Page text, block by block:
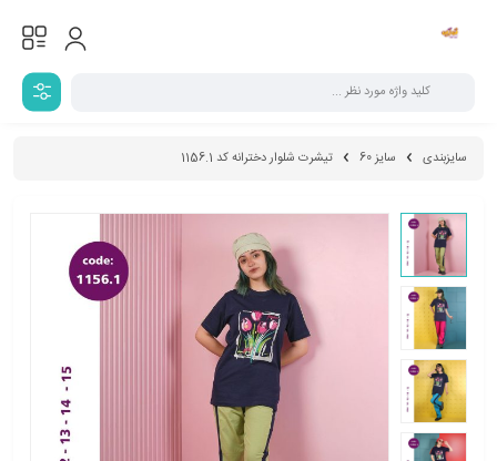
سایزبندی سایز 60 تیشرت شلوار دخترانه کد 1156.1